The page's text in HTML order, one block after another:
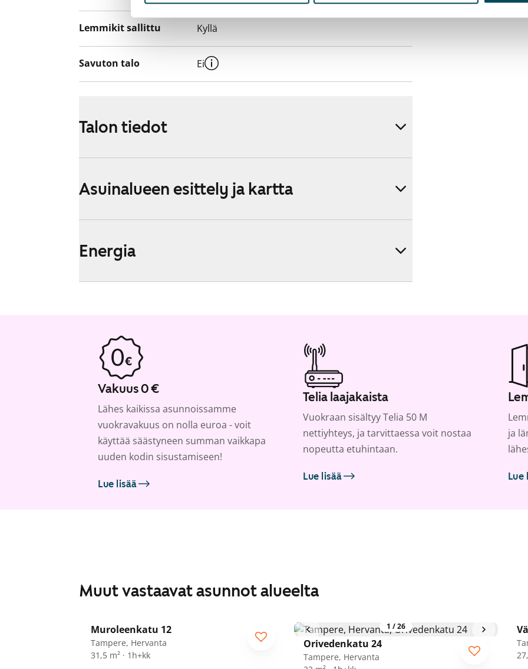
Lemmikit sallittu Kyllä
Savuton talo Ei
Talon tiedot
Asuinalueen esittely ja kartta
Energia
Vakuus 0 €
Lähes kaikissa asunnoissamme
vuokravakuus on nolla euroa - voit
käyttää säästyneen summan vaikkapa
uuden kodin sisustamiseen!
Lue lisää
Telia laajakaista
Vuokraan sisältyy Telia 50 M
nettiyhteys, ja tarvittaessa voit nostaa
nopeutta etuhintaan.
Lue lisää
ja
Lue
Muut vastaavat asunnot alueelta
Muroleenkatu 12
Tampere, Hervanta
31,5 m² · 1h+kk
1 /26
Orivedenkatu 24
Tampere, Hervanta